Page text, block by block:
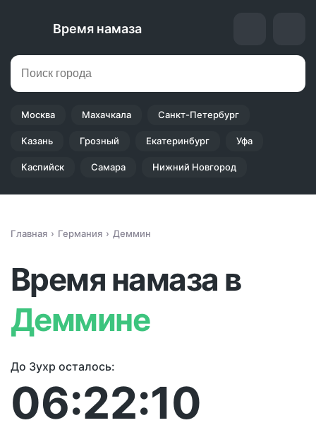
Время намаза
Москва Махачкала Санкт-Петербург
Казань Грозный Екатеринбург Уфа
Каспийск Самара Нижний Новгород
Главная Германия Деммин
Время намаза в
Деммине
До Зухр осталось:
06:22:10